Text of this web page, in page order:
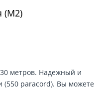
(М2)
30 метров. Надежный и
(550 paracord). Вы можете